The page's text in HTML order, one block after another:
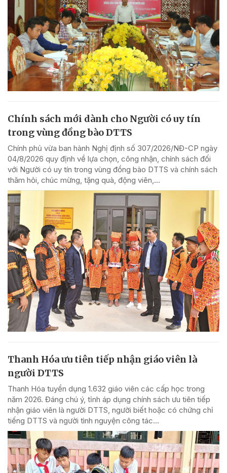
Chính sách mới dành cho Người có uy tín
trong vùng đồng bào DTTS
Chính phủ vừa ban hành Nghị định số 307/2026/NĐ-CP ngày
04/8/2026 quy định về lựa chọn, công nhận, chính sách đối
với Người có uy tín trong vùng đồng bào DTTS và chính sách
thăm hỏi, chúc mừng, tặng quà, động viên,...
Thanh Hóa ưu tiên tiếp nhận giáo viên là
người DTTS
Thanh Hóa tuyển dụng 1.632 giáo viên các cấp học trong
năm 2026. Đáng chú ý, tỉnh áp dụng chính sách ưu tiên tiếp
nhận giáo viên là người DTTS, người biết hoặc có chứng chỉ
tiếng DTTS và người tình nguyện công tác...